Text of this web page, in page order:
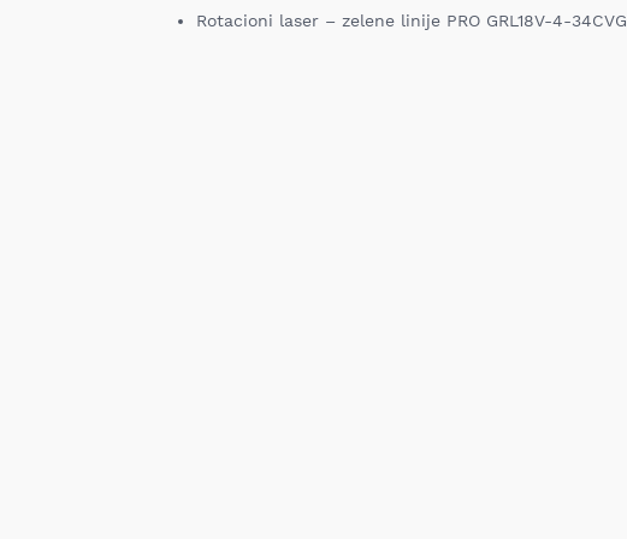
Rotacioni laser – zelene linije PRO GRL18V-4-34CVG